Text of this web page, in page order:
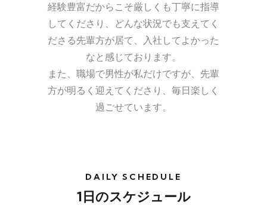
経験豊富だからこそ厳しくも丁寧に指導
してくださり、どんな状況でも支えてく
ださる先輩方が居て、入社してよかった
なと感じております。
また、職場で男性が私だけですが、先輩
方が明るく迎えてくださり、毎日楽しく
過ごせています。
DAILY SCHEDULE
1日のスケジュール